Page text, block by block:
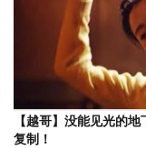
【越哥】没能见光的
复制！